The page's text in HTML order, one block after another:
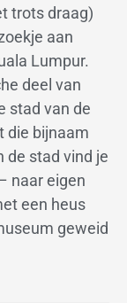
trots draag)
aan
Lumpur.
deel van
stad van de
die bijnaam
de stad vind je
naar eigen
een heus
geweid